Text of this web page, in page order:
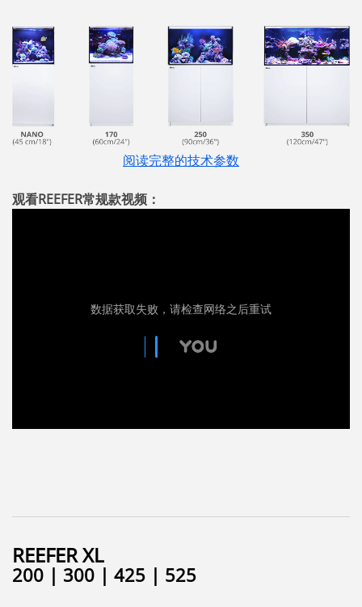
阅读完整的技术参数
观看REEFER常规款视频：
REEFER XL
200 | 300 | 425 | 525